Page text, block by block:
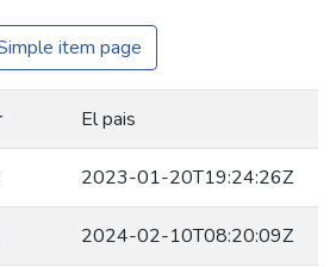
item page
El pais
2023-01-20T19:24:26Z
2024-02-10T08:20:09Z